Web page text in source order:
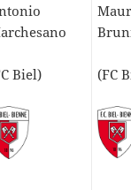
Biel) (FC